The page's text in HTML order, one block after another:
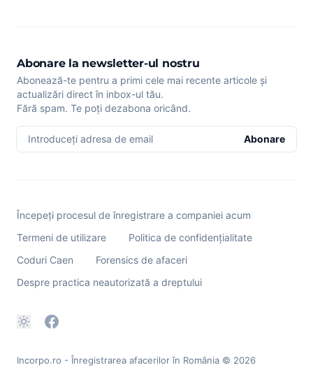
Abonare la newsletter-ul nostru
Abonează-te pentru a primi cele mai recente articole și
actualizări direct în inbox-ul tău.
Fără spam. Te poți dezabona oricând.
Introduceți adresa de email Abonare
Începeți procesul de înregistrare a companiei acum
Termeni de utilizare
Politica de confidențialitate
Coduri Caen
Forensics de afaceri
Despre practica neautorizată a dreptului
Incorpo.ro - Înregistrarea afacerilor în România © 2026